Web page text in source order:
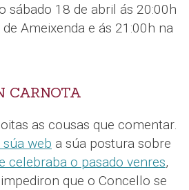
sábado 18 de abril ás 20:00h
Ameixenda e ás 21:00h na
CARNOTA
as cousas que comentar.
web a súa postura sobre
celebraba o pasado venres,
que o Concello se